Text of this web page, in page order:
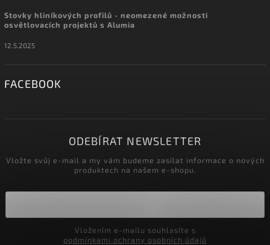
Stovky hliníkových profilů - neomezené možnosti
osvětlovacích projektů s Alumia
12.5.2025
FACEBOOK
ODEBÍRAT NEWSLETTER
Vložte svůj e-mail a my vám budeme zasílat informace o nových
produktech na našem e-shopu.
podmínkami ochrany osobních údajů